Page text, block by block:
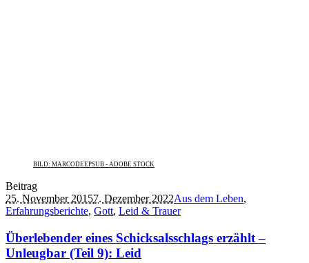
BILD: MARCODEEPSUB - ADOBE STOCK
Beitrag
25. November 20157. Dezember 2022Aus dem Leben,
Erfahrungsberichte, Gott, Leid & Trauer
Überlebender eines Schicksalsschlags erzählt –
Unleugbar (Teil 9): Leid